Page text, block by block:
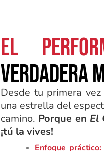
El
verdadera
Desde tu primera
una estrella del
camino. Porque en El
¡tú la vives!
Enfoque práctico: